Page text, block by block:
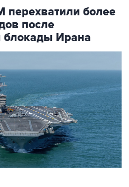
перехватили более
после
блокады Ирана